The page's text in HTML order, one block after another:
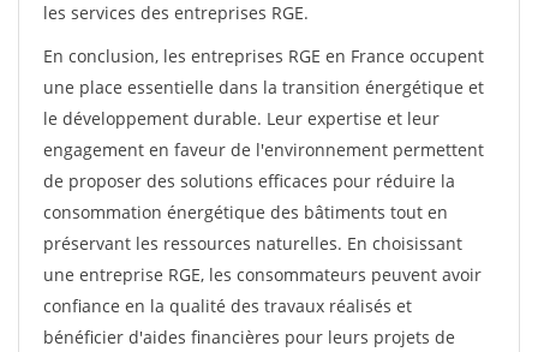
les services des entreprises RGE.
En conclusion, les entreprises RGE en France occupent
une place essentielle dans la transition énergétique et
le développement durable. Leur expertise et leur
engagement en faveur de l'environnement permettent
de proposer des solutions efficaces pour réduire la
consommation énergétique des bâtiments tout en
préservant les ressources naturelles. En choisissant
une entreprise RGE, les consommateurs peuvent avoir
confiance en la qualité des travaux réalisés et
bénéficier d'aides financières pour leurs projets de